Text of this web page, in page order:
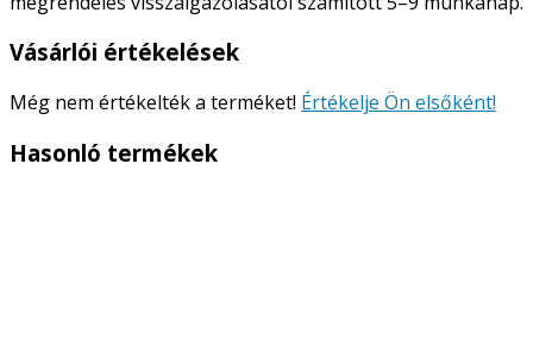
Vásárlói értékelések
Még nem értékelték a terméket! Értékelje Ön elsőként!
Hasonló termékek